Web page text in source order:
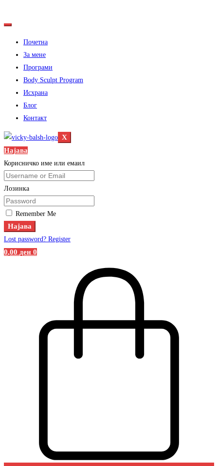
Почетна
За мене
Програми
Body Sculpt Program
Исхрана
Блог
Контакт
X
Најава
Корисничко име или емаил
Лозинка
Remember Me
Најава
Lost password? Register
0,00 ден 0